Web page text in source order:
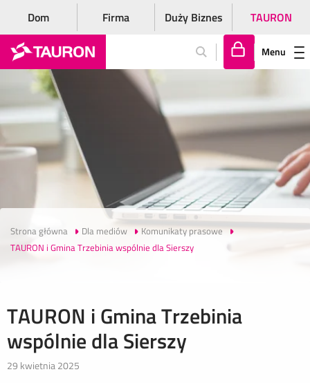
Dom Firma Duży Biznes TAURON
lo
gu
j
si
ę
Menu
Strona główna Dla mediów
Komunikaty prasowe
TAURON i Gmina Trzebinia wspólnie dla Sierszy
TAURON i Gmina Trzebinia
wspólnie dla Sierszy
29 kwietnia 2025